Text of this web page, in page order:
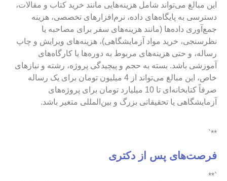
این مبالغ می‌تواند شامل هزینه‌هایی مانند خرید کتاب و مقالات،
دسترسی به پایگاه‌های داده، نرم‌افزارهای تخصصی، هزینه
جمع‌آوری داده‌ها (مانند هزینه‌های سفر برای مصاحبه یا
نظرسنجی، خرید مواد آزمایشگاهی)، هزینه‌های ویرایش و چاپ
رساله، و حتی هزینه‌های مربوط به دوره‌ها یا کارگاه‌های
آموزشی باشد. بسته به حجم و پیچیدگی پروژه، رشته و نیازهای
خاص، این مبالغ می‌تواند از 4 میلیون تومان برای یک رساله
صرفاً کتابخانه‌ای تا 10 میلیارد تومان برای پروژه‌های
آزمایشگاهی یا تحقیقاتی بزرگ و بین‌المللی متغیر باشد.
**`
فرصت‌های پس از دکتری
`**